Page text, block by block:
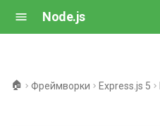
Node.js
🏠 Фреймворки Express.js 5